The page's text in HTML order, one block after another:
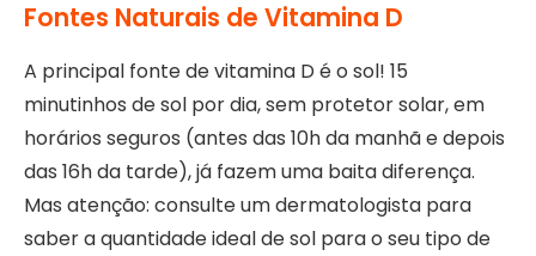
Fontes Naturais de Vitamina D
A principal fonte de vitamina D é o sol! 15
minutinhos de sol por dia, sem protetor solar, em
horários seguros (antes das 10h da manhã e depois
das 16h da tarde), já fazem uma baita diferença.
Mas atenção: consulte um dermatologista para
saber a quantidade ideal de sol para o seu tipo de